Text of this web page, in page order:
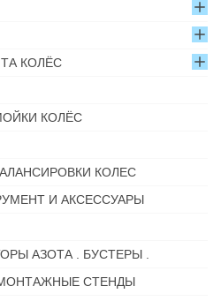
КОЛЁС
КОЛЁС
КОЛЕС
И АКСЕССУАРЫ
АЗОТА . БУСТЕРЫ .
СТЕНДЫ